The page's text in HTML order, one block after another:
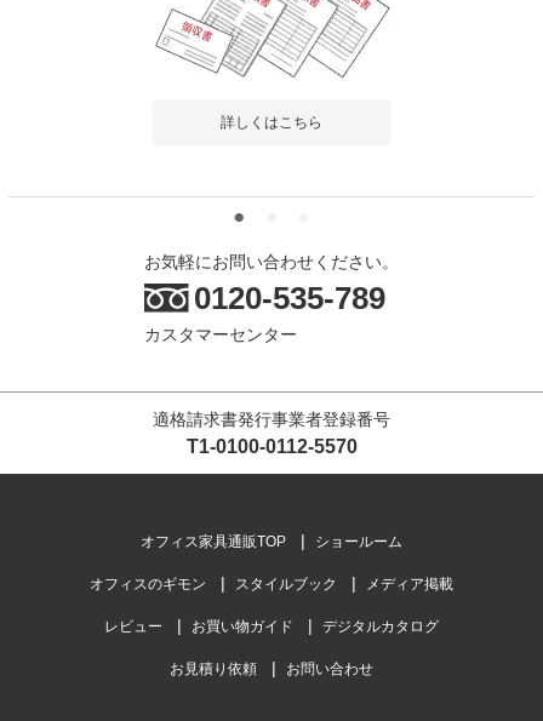
詳しくはこちら
お気軽にお問い合わせください。
0120-535-789
カスタマーセンター
適格請求書発行事業者登録番号
T1-0100-0112-5570
オフィス家具通販TOP ショールーム
オフィスのギモン スタイルブック メディア掲載
レビュー お買い物ガイド デジタルカタログ
お見積り依頼 お問い合わせ